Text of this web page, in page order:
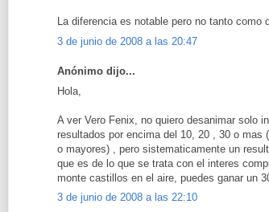
La diferencia es notable pero no tanto como
3 de junio de 2008 a las 20:47
Anónimo dijo...
Hola,
A ver Vero Fenix, no quiero desanimar solo
resultados por encima del 10, 20 , 30 o mas
o mayores) , pero sistematicamente un
que es de lo que se trata con el interes
monte castillos en el aire, puedes ganar un
3 de junio de 2008 a las 22:10